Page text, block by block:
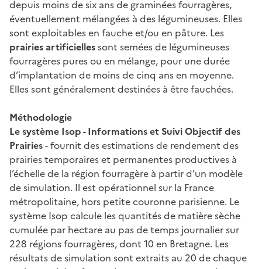
depuis moins de six ans de graminées fourragères,
éventuellement mélangées à des légumineuses. Elles
sont exploitables en fauche et/ou en pâture. Les
prairies artificiellessont semées de légumineuses
fourragères pures ou en mélange, pour une durée
d’implantation de moins de cinq ans en moyenne.
Elles sont généralement destinées à être fauchées.
Méthodologie
Le système Isop - Informations et Suivi Objectif des
Prairies- fournit des estimations de rendement des
prairies temporaires et permanentes productives à
l’échelle de la région fourragère à partir d’un modèle
de simulation. Il est opérationnel sur la France
métropolitaine, hors petite couronne parisienne. Le
système Isop calcule les quantités de matière sèche
cumulée par hectare au pas de temps journalier sur
228 régions fourragères, dont 10 en Bretagne. Les
résultats de simulation sont extraits au 20 de chaque